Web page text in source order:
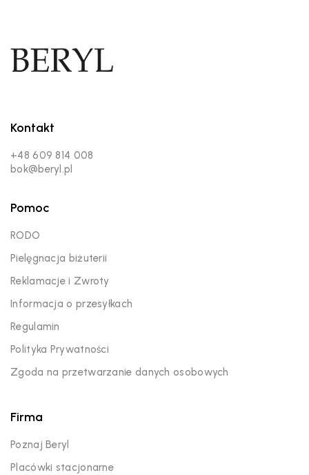
Kontakt
+48 609 814 008
bok@beryl.pl
Pomoc
RODO
Pielęgnacja biżuterii
Reklamacje i Zwroty
Informacja o przesyłkach
Regulamin
Polityka Prywatności
Zgoda na przetwarzanie danych osobowych
Firma
Poznaj Beryl
Placówki stacjonarne